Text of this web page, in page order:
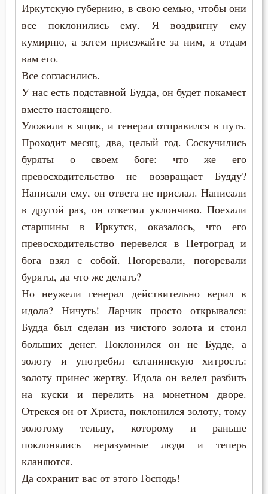
Нечувствие
Нищета
Нравственность
Обида
Общение
Одежда
Оправдание себя
Осквернение
Оскорбление
Оставление Богом
Осуждение
Отчаяние
Очищение
Память
Печаль
Иркутскую губернию, в свою семью, чтобы они
все поклонились ему. Я воздвигну ему
кумирню, а затем приезжайте за ним, я отдам
вам его.
Все согласились.
У нас есть подставной Будда, он будет покамест
вместо настоящего.
Уложили в ящик, и генерал отправился в путь.
Проходит месяц, два, целый год. Соскучились
буряты о своем боге: что же его
превосходительство не возвращает Будду?
Написали ему, он ответа не прислал. Написали
в другой раз, он ответил уклончиво. Поехали
старшины в Иркутск, оказалось, что его
превосходительство перевелся в Петроград и
бога взял с собой. Погоревали, погоревали
буряты, да что же делать?
Но неужели генерал действительно верил в
идола? Ничуть! Ларчик просто открывался:
Будда был сделан из чистого золота и стоил
больших денег. Поклонился он не Будде, а
золоту и употребил сатанинскую хитрость:
золоту принес жертву. Идола он велел разбить
на куски и перелить на монетном дворе.
Отрекся он от Христа, поклонился золоту, тому
золотому тельцу, которому и раньше
поклонялись неразумные люди и теперь
кланяются.
Да сохранит вас от этого Господь!